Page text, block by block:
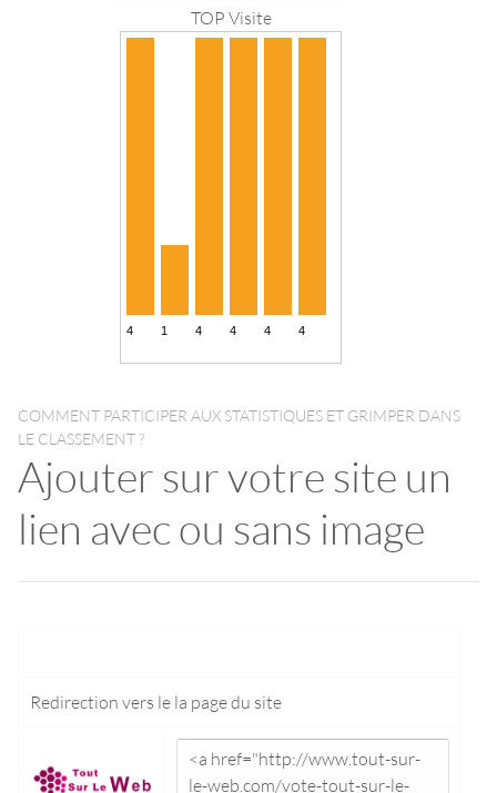
TOP Visite
COMMENT PARTICIPER AUX STATISTIQUES ET GRIMPER DANS
LE CLASSEMENT ?
Ajouter sur votre site un
lien avec ou sans image
Redirection vers le la page du site